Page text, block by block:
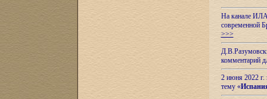
На канале ИЛА
современной
>>>
комментарий
2 июня 2022 г.
тему «